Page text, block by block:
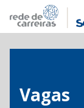
Vagas